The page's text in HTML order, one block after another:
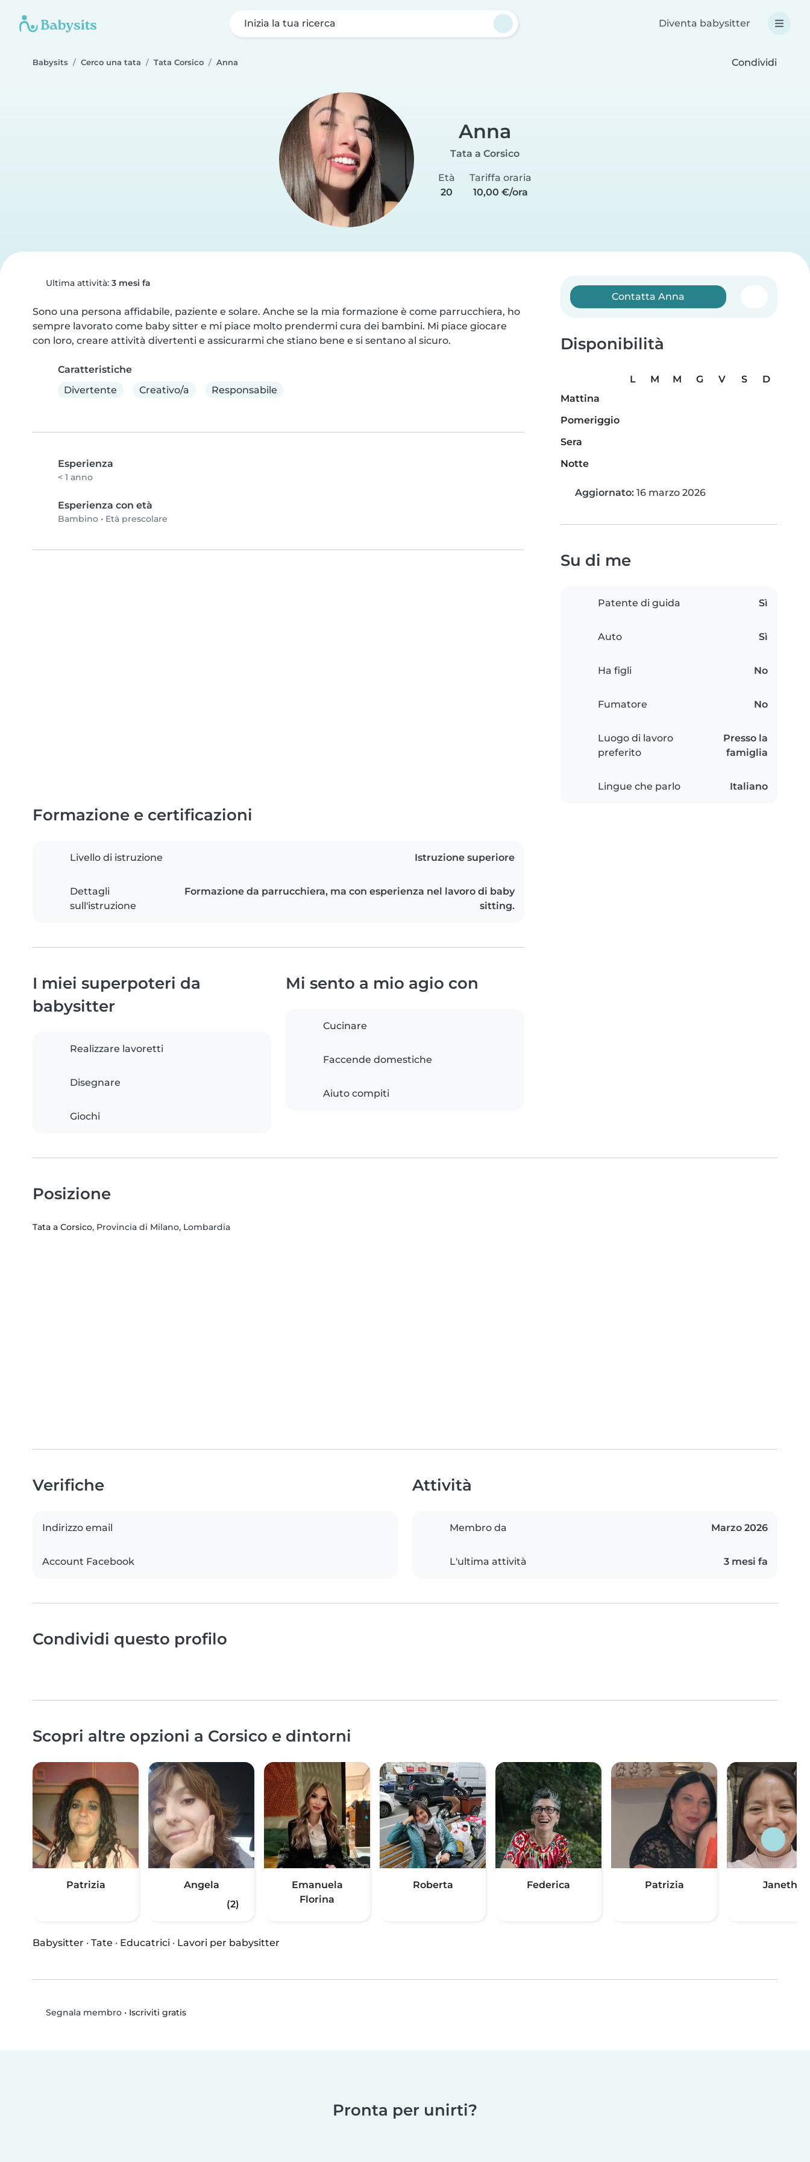
Inizia la tua ricerca Diventa babysitter
Babysits Cerco una tata Tata Corsico Anna Condividi
Anna
Tata a Corsico
Età
20
Tariffa oraria
10,00 €/ora
Ultima attività: 3 mesi fa
Sono una persona affidabile, paziente e solare. Anche se la mia formazione è come parrucchiera, ho
sempre lavorato come baby sitter e mi piace molto prendermi cura dei bambini. Mi piace giocare
con loro, creare attività divertenti e assicurarmi che stiano bene e si sentano al sicuro.
Caratteristiche
Divertente
Creativo/a Responsabile
Esperienza
< 1 anno
Esperienza con età
Bambino • Età prescolare
Contatta Anna
Disponibilità
L M M G V S
D
Mattina
Pomeriggio
Sera
Notte
Aggiornato: 16 marzo 2026
Su di me
Patente di guida Sì
Auto Sì
Ha figli No
Fumatore No
Luogo di lavoro
preferito
Presso la
famiglia
Lingue che parlo Italiano
Formazione e certificazioni
Livello di istruzione Istruzione superiore
Dettagli
sull'istruzione
Formazione da parrucchiera, ma con esperienza nel lavoro di baby
sitting.
I miei superpoteri da
babysitter
Realizzare lavoretti
Disegnare
Giochi
Mi sento a mio agio con
Cucinare
Faccende domestiche
Aiuto compiti
Posizione
Tata a Corsico, Provincia di Milano, Lombardia
Verifiche
Indirizzo email
Account Facebook
Attività
Membro da Marzo 2026
L'ultima attività 3 mesi fa
Condividi questo profilo
Scopri altre opzioni a Corsico e dintorni
Patrizia
Angela
(2)
Emanuela
Florina
Roberta Federica Patrizia Janeth
Babysitter · Tate · Educatrici · Lavori per babysitter
Segnala membro• Iscriviti gratis
Pronta per unirti?